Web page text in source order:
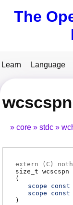
The
Learn Language
wcscspn
core stdc
extern ( C )
size_t wcscspn
(
scope
const
scope
const
)